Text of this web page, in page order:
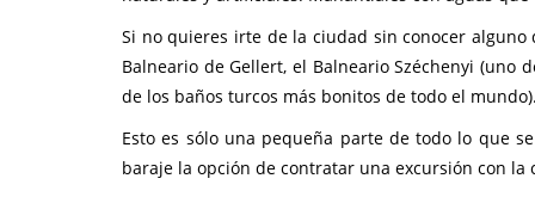
Si no quieres irte de la ciudad sin conocer alguno
Balneario de Gellert, el Balneario Széchenyi (uno
de los baños turcos más bonitos de todo el
Esto es sólo una pequeña parte de todo lo que
baraje la opción de contratar una excursión con la